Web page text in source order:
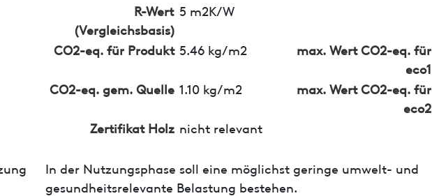
R-Wert
(Vergleichsbasis)
5 m2K/W
CO2-eq. für Produkt 5.46 kg/m2
max. Wert CO2-eq. für
eco1
CO2-eq. gem. Quelle 1.10 kg/m2
max. Wert CO2-eq. für
eco2
Zertifikat Holz nicht relevant
In der Nutzungsphase soll eine möglichst geringe umwelt- und
gesundheitsrelevante Belastung bestehen.